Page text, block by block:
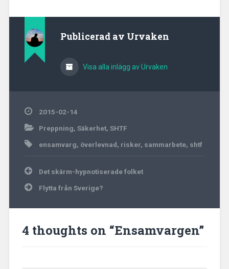
Publicerad av Urvaken
Visa alla inlägg av Urvaken
2015-02-14
Preppning, Säkerhet, SHTF
ensamvarg, överlevnad, risker, sammarbete, shtf
Inläggsnavigering
Det skärm-hypnotiserade folket
Flytta från Sverige?
4 thoughts on “Ensamvargen”